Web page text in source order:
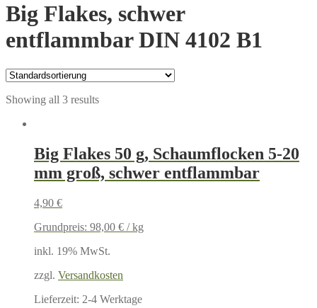
Big Flakes, schwer
entflammbar DIN 4102 B1
Showing all 3 results
Big Flakes 50 g, Schaumflocken 5-20
mm groß, schwer entflammbar
4,90 €
Grundpreis: 98,00 € /kg
inkl. 19% MwSt.
zzgl. Versandkosten
Lieferzeit: 2-4 Werktage